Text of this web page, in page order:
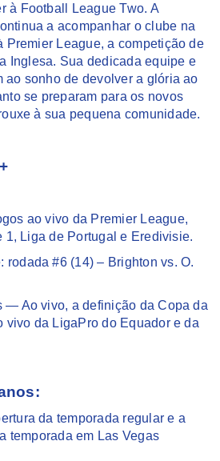
à Football League Two. A
a acompanhar o clube na
Premier League, a competição de
Inglesa. Sua dedicada equipe e
ao sonho de devolver a glória ao
se preparam para os novos
à sua pequena comunidade.
ao vivo da Premier League,
1, Liga de Portugal e Eredivisie.
rodada #6 (14) – Brighton vs. O.
— Ao vivo, a definição da Copa da
vivo da LigaPro do Equador e da
da temporada regular e a
temporada em Las Vegas